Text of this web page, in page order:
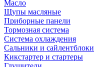
Масло
Щупы масляные
Приборные панели
Тормозная система
Система охлаждения
Сальники и сайлентблоки
Кикстартер и стартеры